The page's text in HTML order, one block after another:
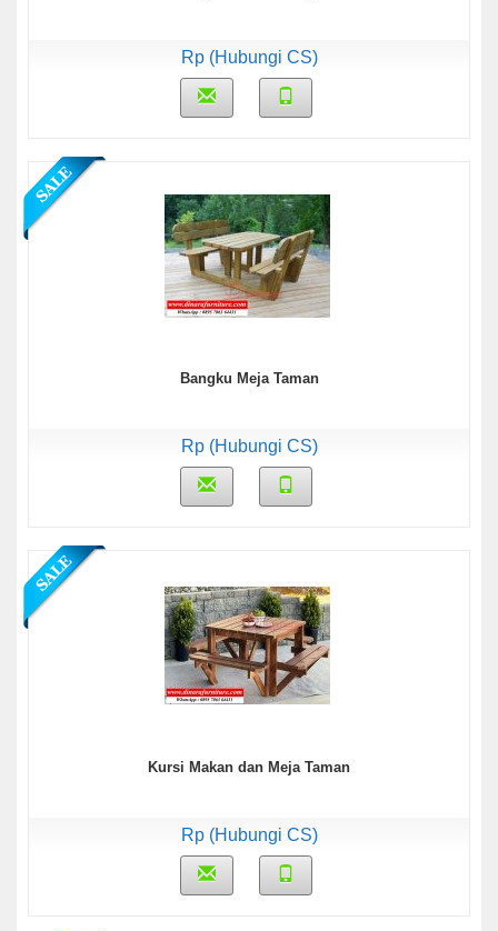
Rp (Hubungi CS)
Bangku Meja Taman
Rp (Hubungi CS)
Kursi Makan dan Meja Taman
Rp (Hubungi CS)